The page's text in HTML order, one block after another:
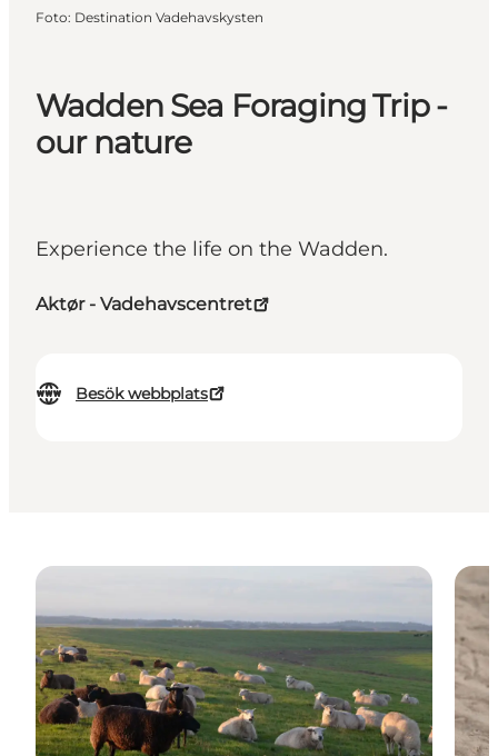
Wadden Sea Foraging Trip -
our nature
Experience the life on the Wadden.
Aktør - Vadehavscentret
Besök webbplats
Foto: Destination Vadehavskysten